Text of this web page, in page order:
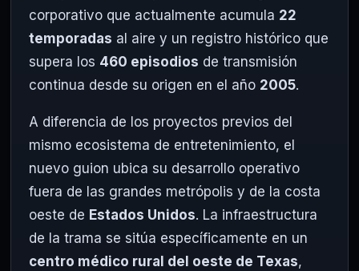
corporativo que actualmente acumula 22
temporadas al aire y un registro histórico que
supera los 460 episodios de transmisión
continua desde su origen en el año 2005.
A diferencia de los proyectos previos del
mismo ecosistema de entretenimiento, el
nuevo guion ubica su desarrollo operativo
fuera de las grandes metrópolis y de la costa
oeste de Estados Unidos. La infraestructura
de la trama se sitúa específicamente en un
centro médico rural del oeste de Texas,